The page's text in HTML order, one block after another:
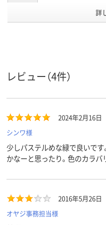
テープ長
さ
1.5m
詳
レビュー（4件）
2024年2月16日
シンワ様
少しパステルめな緑で良いで
かなーと思ったり。色のカラバ
2016年5月26日
オヤジ事務担当様